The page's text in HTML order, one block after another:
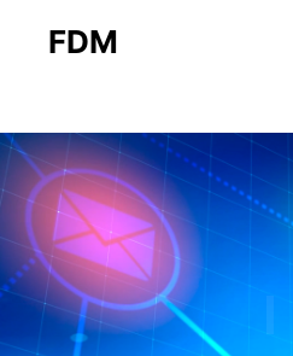
FDM
EMA